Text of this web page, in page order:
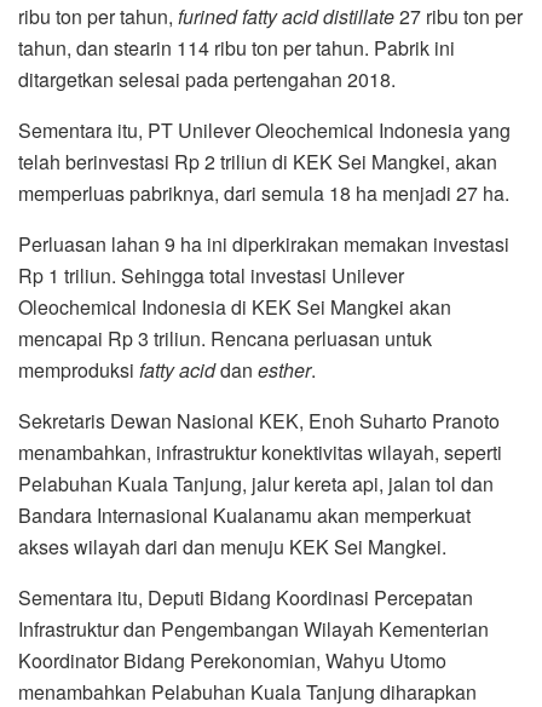
ribu ton per tahun, furined fatty acid distillate27 ribu ton per
tahun, dan stearin 114 ribu ton per tahun. Pabrik ini
ditargetkan selesai pada pertengahan 2018.
Sementara itu, PT Unilever Oleochemical Indonesia yang
telah berinvestasi Rp 2 triliun di KEK Sei Mangkei, akan
memperluas pabriknya, dari semula 18 ha menjadi 27 ha.
Perluasan lahan 9 ha ini diperkirakan memakan investasi
Rp 1 triliun. Sehingga total investasi Unilever
Oleochemical Indonesia di KEK Sei Mangkei akan
mencapai Rp 3 triliun. Rencana perluasan untuk
memproduksi fatty aciddan esther.
Sekretaris Dewan Nasional KEK, Enoh Suharto Pranoto
menambahkan, infrastruktur konektivitas wilayah, seperti
Pelabuhan Kuala Tanjung, jalur kereta api, jalan tol dan
Bandara Internasional Kualanamu akan memperkuat
akses wilayah dari dan menuju KEK Sei Mangkei.
Sementara itu, Deputi Bidang Koordinasi Percepatan
Infrastruktur dan Pengembangan Wilayah Kementerian
Koordinator Bidang Perekonomian, Wahyu Utomo
menambahkan Pelabuhan Kuala Tanjung diharapkan